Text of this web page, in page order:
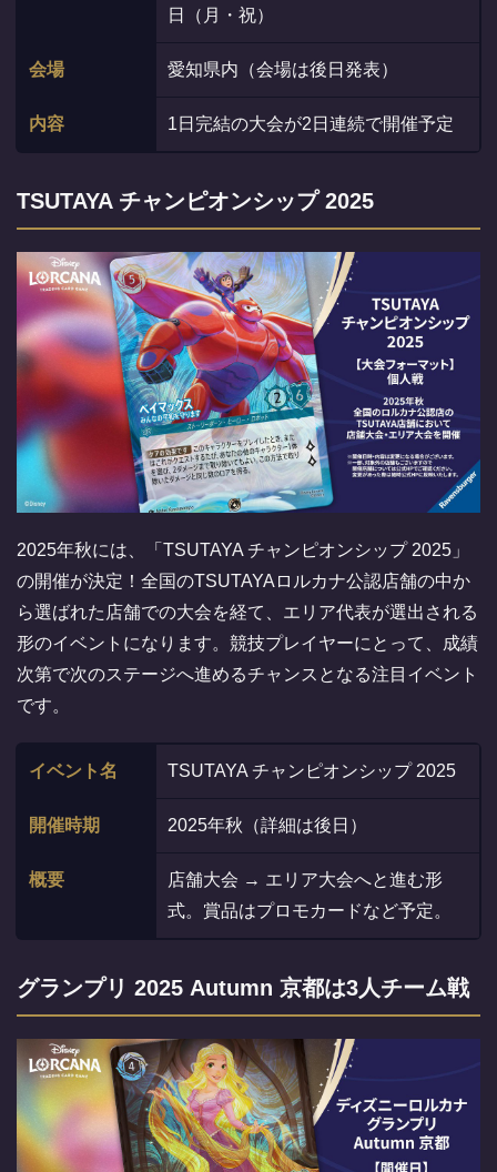
日（月・祝）
会場 愛知県内（会場は後日発表）
内容 1日完結の大会が2日連続で開催予定
TSUTAYA チャンピオンシップ 2025
2025年秋には、「TSUTAYA チャンピオンシップ 2025」
の開催が決定！全国のTSUTAYAロルカナ公認店舗の中か
ら選ばれた店舗での大会を経て、エリア代表が選出される
形のイベントになります。競技プレイヤーにとって、成績
次第で次のステージへ進めるチャンスとなる注目イベント
です。
イベント名 TSUTAYA チャンピオンシップ 2025
開催時期 2025年秋（詳細は後日）
概要
店舗大会 → エリア大会へと進む形
式。賞品はプロモカードなど予定。
グランプリ 2025 Autumn 京都は3人チーム戦